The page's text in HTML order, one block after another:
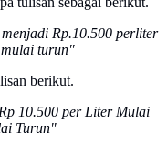
Rp.10.500 perliter
turun"
berikut.
10.500 per Liter Mulai
Turun"